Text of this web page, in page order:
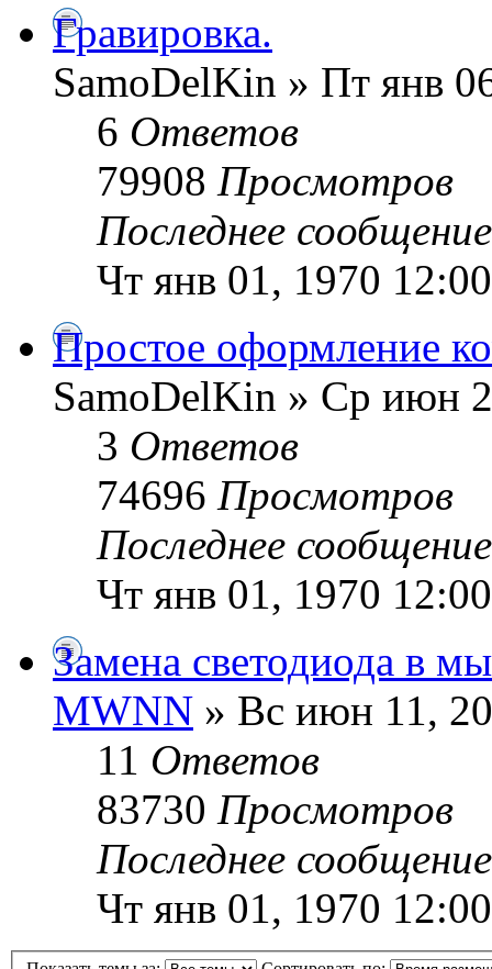
Гравировка.
SamoDelKin » Пт янв
6 Ответов
79908 Просмотров
Последнее
Чт янв 01, 1970
Простое оформление
SamoDelKin » Ср июн
3 Ответов
74696 Просмотров
Последнее
Чт янв 01, 1970
Замена светодиода в
MWNN » Вс июн 11,
11 Ответов
83730 Просмотров
Последнее
Чт янв 01, 1970